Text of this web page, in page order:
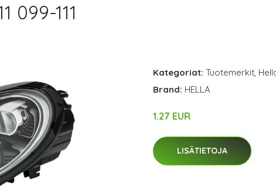
099-111
Kategoriat: Tuotemerkit,
Brand: HELLA
1.27 EUR
LISÄTIETOJA